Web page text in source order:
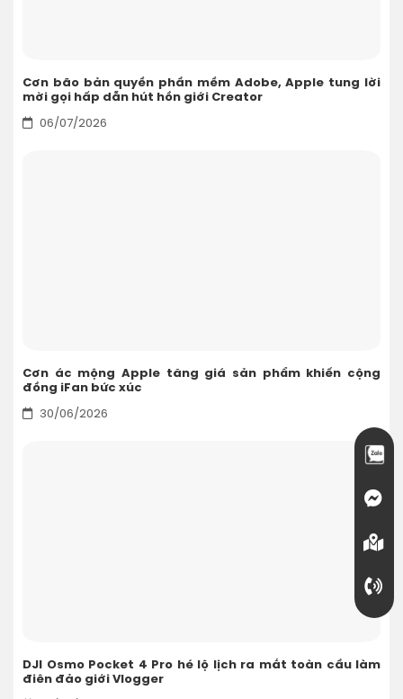
Cơn bão bản quyền phần mềm Adobe, Apple tung lời
mời gọi hấp dẫn hút hồn giới Creator
06/07/2026
Cơn ác mộng Apple tăng giá sản phẩm khiến cộng
đồng iFan bức xúc
30/06/2026
DJI Osmo Pocket 4 Pro hé lộ lịch ra mắt toàn cầu làm
điên đảo giới Vlogger